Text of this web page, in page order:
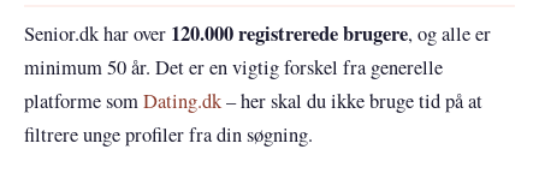
Senior.dk har over 120.000 registrerede brugere, og alle er
minimum 50 år. Det er en vigtig forskel fra generelle
platforme somDating.dk– her skal du ikke bruge tid på at
filtrere unge profiler fra din søgning.